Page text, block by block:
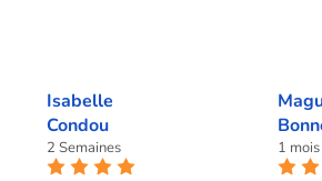
Isabelle
Condou
2 Semaines 1 mois